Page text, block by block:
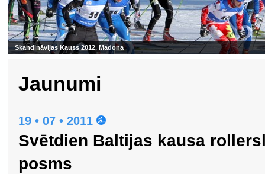
Skandināvijas Kauss 2012, Madona
Jaunumi
19 • 07 • 2011
Svētdien Baltijas kausa
posms